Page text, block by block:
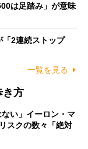
は足踏み」が意味
「2連続ストップ
一覧を見る
き方
ない」イーロン・マ
スクの数々「絶対